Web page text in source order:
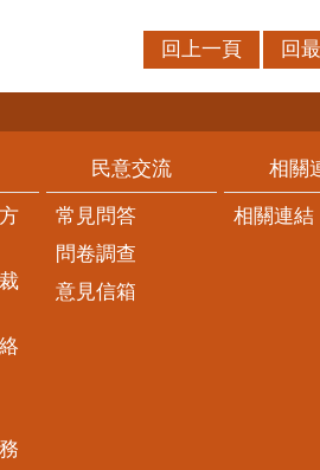
回上一頁 回
民意交流
常見問答
問卷調查
意見信箱
相關
相關連結